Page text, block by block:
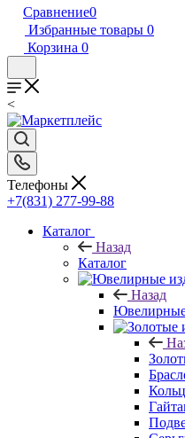
Сравнение0
Избранные товары 0
Корзина 0
<
Телефоны
+7(831) 277-99-88
Каталог
Назад
Каталог
Назад
Ювелирные